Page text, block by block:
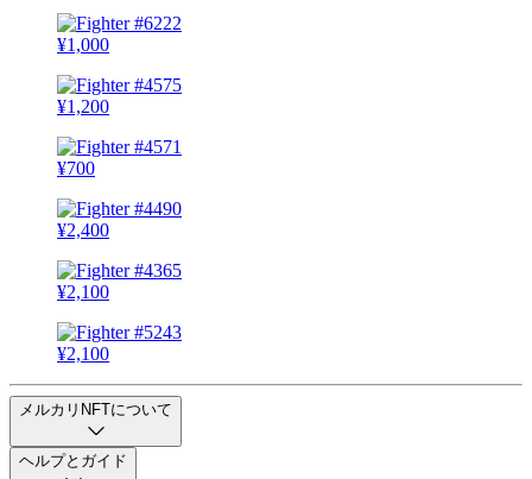
¥1,000
¥1,200
¥700
¥2,400
¥2,100
¥2,100
メルカリNFTについて
ヘルプとガイド